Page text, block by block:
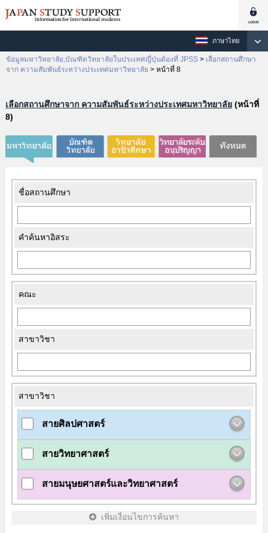
ภาษาไทย
ข้อมูลมหาวิทยาลัย,บัณฑิตวิทยาลัยในประเทศญี่ปุ่นต้องที่ JPSS > เลือกสถานศึกษา
จาก ความสัมพันธ์ระหว่างประเทศมหาวิทยาลัย > หน้าที่ 8
เลือกสถานศึกษาจาก ความสัมพันธ์ระหว่างประเทศมหาวิทยาลัย(หน้าที่
8)
ชื่อสถานศึกษา
คำค้นหาอิสระ
คณะ
สาขาวิชา
สาขาวิชา
สายศิลปศาสตร์
สายวิทยาศาสตร์
สายมนุษยศาสตร์และวิทยาศาสตร์
เพิ่มเงื่อนไขการค้นหา